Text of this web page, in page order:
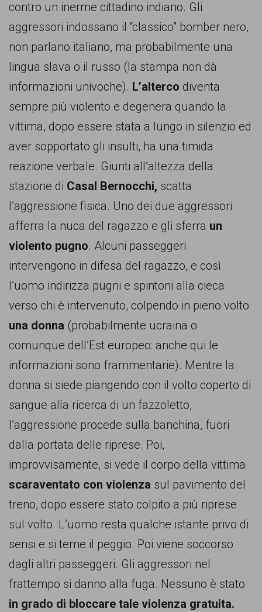
persone,
associazioni
movimenti
che
battono
per
pari
opportunità
la
garanzia
dei
diritti
cittadinanza
per
tutti.
contro un inerme cittadino indiano. Gli
aggressori indossano il “classico” bomber nero,
non parlano italiano, ma probabilmente una
lingua slava o il russo (la stampa non dà
informazioni univoche). L’alterco diventa
sempre più violento e degenera quando la
vittima, dopo essere stata a lungo in silenzio ed
aver sopportato gli insulti, ha una timida
reazione verbale. Giunti all’altezza della
stazione di Casal Bernocchi, scatta
l’aggressione fisica. Uno dei due aggressori
afferra la nuca del ragazzo e gli sferra un
violento pugno. Alcuni passeggeri
intervengono in difesa del ragazzo, e così
l’uomo indirizza pugni e spintoni alla cieca
verso chi è intervenuto, colpendo in pieno volto
una donna (probabilmente ucraina o
comunque dell’Est europeo: anche qui le
informazioni sono frammentarie). Mentre la
donna si siede piangendo con il volto coperto di
sangue alla ricerca di un fazzoletto,
l’aggressione procede sulla banchina, fuori
dalla portata delle riprese. Poi,
improvvisamente, si vede il corpo della vittima
scaraventato con violenza sul pavimento del
treno, dopo essere stato colpito a più riprese
sul volto. L’uomo resta qualche istante privo di
sensi e si teme il peggio. Poi viene soccorso
dagli altri passeggeri. Gli aggressori nel
frattempo si danno alla fuga. Nessuno è stato
in grado di bloccare tale violenza gratuita.